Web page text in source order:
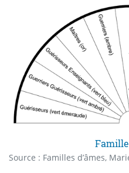
Source : Familles d’âmes,